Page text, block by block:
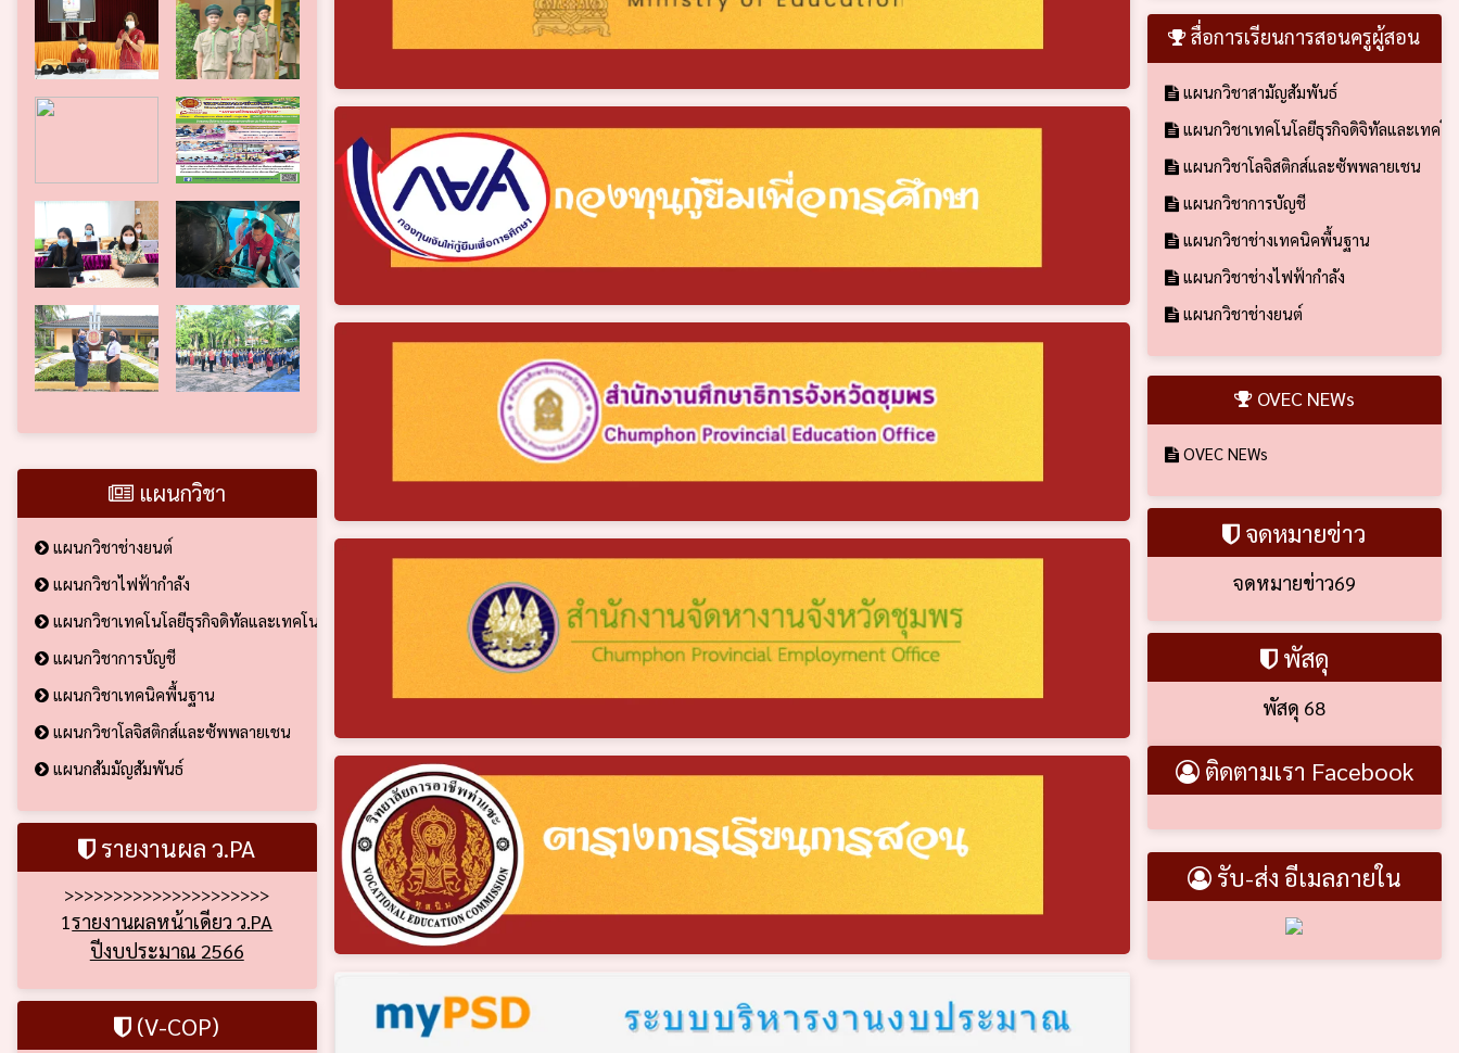
แผนกวิชา
แผนกวิชาช่างยนต์
แผนกวิชาไฟฟ้ากำลัง
แผนกวิชาเทคโนโลยีธุรกิจดิทัลและเทคโนโลยีสารสนเทศ
แผนกวิชาการบัญชี
แผนกวิชาเทคนิคพื้นฐาน
แผนกวิชาโลจิสติกส์และซัพพลายเชน
แผนกสัมมัญสัมพันธ์
รายงานผล ว.PA
>>>>>>>>>>>>>>>>>>>>>
1รายงานผลหน้าเดียว ว.PA
ปีงบประมาณ 2566
(V-COP)
สื่อการเรียนการสอนครูผู้สอน
แผนกวิชาสามัญสัมพันธ์
แผนกวิชาเทคโนโลยีธุรกิจดิจิทัลและเทคโ
แผนกวิชาโลจิสติกส์และซัพพลายเชน
แผนกวิชาการบัญชี
แผนกวิชาช่างเทคนิคพื้นฐาน
แผนกวิชาช่างไฟฟ้ากำลัง
แผนกวิชาช่างยนต์
OVEC NEWs
OVEC NEWs
จดหมายข่าว
จดหมายข่าว69
พัสดุ
พัสดุ 68
ติดตามเรา Facebook
รับ-ส่ง อีเมลภายใน